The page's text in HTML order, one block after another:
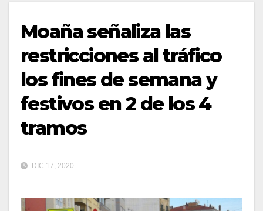
Moaña señaliza las
restricciones al tráfico
los fines de semana y
festivos en 2 de los 4
tramos
DIC 17, 2020